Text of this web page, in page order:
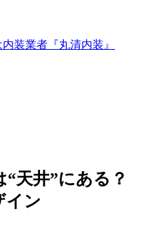
天井”にある？
イン